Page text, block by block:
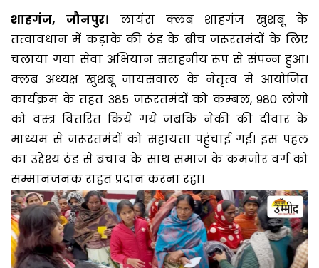
शाहगंज, जौनपुर। लायंस क्लब शाहगंज खुशबू के
तत्वावधान में कड़ाके की ठंड के बीच जरूरतमंदों के लिए
चलाया गया सेवा अभियान सराहनीय रूप से संपन्न हुआ।
क्लब अध्यक्ष खुशबू जायसवाल के नेतृत्व में आयोजित
कार्यक्रम के तहत 385 जरूरतमंदों को कम्बल, 980 लोगों
को वस्त्र वितरित किये गये जबकि नेकी की दीवार के
माध्यम से जरूरतमंदों को सहायता पहुंचाई गई। इस पहल
का उद्देश्य ठंड से बचाव के साथ समाज के कमजोर वर्ग को
सम्मानजनक राहत प्रदान करना रहा।